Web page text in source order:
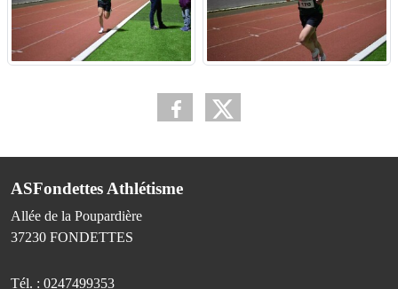
ASFondettes Athlétisme
Allée de la Poupardière
37230 FONDETTES
Tél. : 0247499353